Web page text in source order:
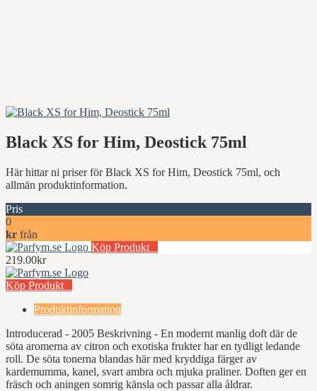
Black XS for Him, Deostick 75ml
Här hittar ni priser för Black XS for Him, Deostick 75ml, och
allmän produktinformation.
Pris
0
kr från
Köp Produkt
219.00kr
Köp Produkt
Produktinformation
Introducerad - 2005 Beskrivning - En modernt manlig doft där de
söta aromerna av citron och exotiska frukter har en tydligt ledande
roll. De söta tonerna blandas här med kryddiga färger av
kardemumma, kanel, svart ambra och mjuka praliner. Doften ger en
fräsch och aningen somrig känsla och passar alla åldrar.